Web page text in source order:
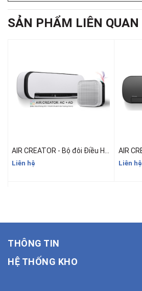
SẢN PHẨM LIÊN QUAN
Liên hệ Liên hệ
THÔNG TIN
HỆ THỐNG KHO